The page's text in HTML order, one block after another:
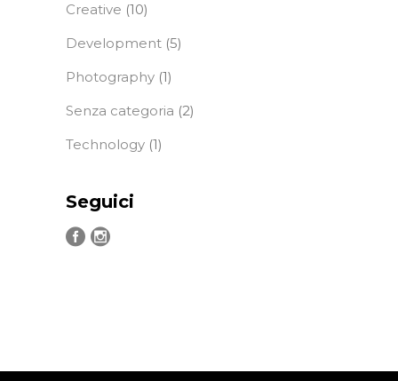
Creative (10)
Development (5)
Photography (1)
Senza categoria (2)
Technology (1)
Seguici